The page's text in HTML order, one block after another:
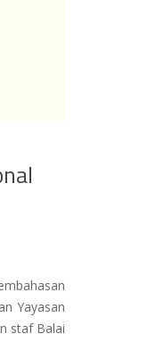
Yayasan
staf Balai